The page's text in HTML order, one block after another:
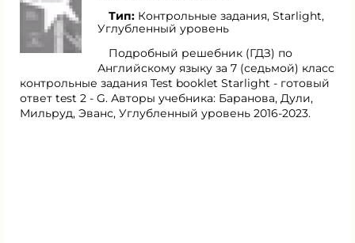
Тип: Контрольные задания, Starlight,
Углубленный уровень
Подробный решебник (ГДЗ) по
Английскому языку за 7 (седьмой) класс
контрольные задания Test booklet Starlight - готовый
ответ test 2 - G. Авторы учебника: Баранова, Дули,
Мильруд, Эванс, Углубленный уровень 2016-2023.